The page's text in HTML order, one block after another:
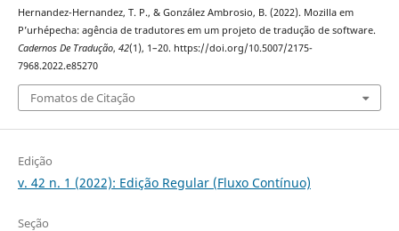
Hernandez-Hernandez, T. P., & González Ambrosio, B. (2022). Mozilla em
P’urhépecha: agência de tradutores em um projeto de tradução de software.
Cadernos De Tradução, 42(1), 1–20. https://doi.org/10.5007/2175-
7968.2022.e85270
Fomatos de Citação
Edição
v. 42 n. 1 (2022): Edição Regular (Fluxo Contínuo)
Seção